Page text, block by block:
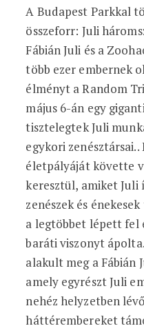
A Budapest Parkkal
összeforr: Juli
Fábián Juli és a
több ezer embernek
élményt a Random
május 6-án egy
tisztelegtek Juli
egykori
életpályáját követte
keresztül, amiket
zenészek és
a legtöbbet lépett fel
baráti viszonyt
alakult meg a Fábián
amely egyrészt Juli
nehéz helyzetben
háttérembereket